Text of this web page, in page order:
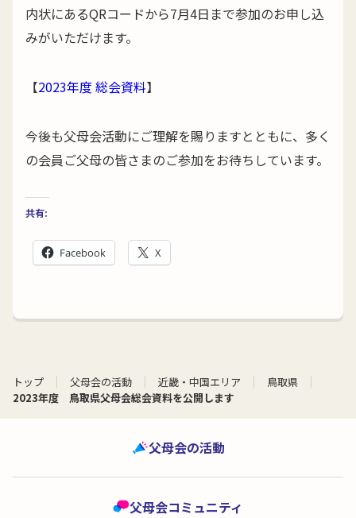
内状にあるQRコードから7月4日まで参加のお申し込
みがいただけます。
【2023年度 総会資料】
今後も父母会活動にご理解を賜りますとともに、多く
の会員ご父母の皆さまのご参加をお待ちしています。
共有:
Facebook X
トップ 父母会の活動 近畿・中国エリア
鳥取県
2023年度 鳥取県父母会総会資料を公開します
父母会の活動
父母会コミュニティ